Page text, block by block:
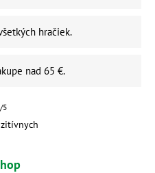
hračiek.
nad 65 €.
/5